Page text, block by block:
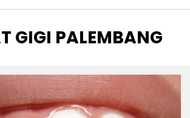
GIGI PALEMBANG